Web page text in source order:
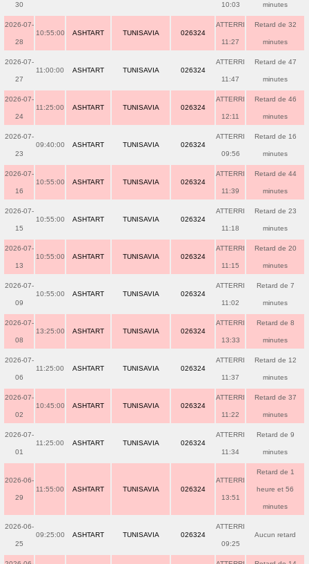
30 10:03 minutes
2026-07-
28
10:55:00 ASHTART TUNISAVIA 026324
ATTERRI
11:27
Retard de 32
minutes
2026-07-
27
11:00:00 ASHTART TUNISAVIA 026324
ATTERRI
11:47
Retard de 47
minutes
2026-07-
24
11:25:00 ASHTART TUNISAVIA 026324
ATTERRI
12:11
Retard de 46
minutes
2026-07-
23
09:40:00 ASHTART TUNISAVIA 026324
ATTERRI
09:56
Retard de 16
minutes
2026-07-
16
10:55:00 ASHTART TUNISAVIA 026324
ATTERRI
11:39
Retard de 44
minutes
2026-07-
15
10:55:00 ASHTART TUNISAVIA 026324
ATTERRI
11:18
Retard de 23
minutes
2026-07-
13
10:55:00 ASHTART TUNISAVIA 026324
ATTERRI
11:15
Retard de 20
minutes
2026-07-
09
10:55:00 ASHTART TUNISAVIA 026324
ATTERRI
11:02
Retard de 7
minutes
2026-07-
08
13:25:00 ASHTART TUNISAVIA 026324
ATTERRI
13:33
Retard de 8
minutes
2026-07-
06
11:25:00 ASHTART TUNISAVIA 026324
ATTERRI
11:37
Retard de 12
minutes
2026-07-
02
10:45:00 ASHTART TUNISAVIA 026324
ATTERRI
11:22
Retard de 37
minutes
2026-07-
01
11:25:00 ASHTART TUNISAVIA 026324
ATTERRI
11:34
Retard de 9
minutes
2026-06-
29
11:55:00 ASHTART TUNISAVIA 026324
ATTERRI
13:51
Retard de 1
heure et 56
minutes
2026-06-
25
09:25:00 ASHTART TUNISAVIA 026324
ATTERRI
09:25
Aucun retard